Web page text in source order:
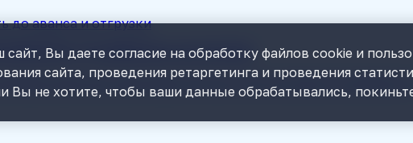
до аванса и отгрузки
карточки партнера. В 1С ее стоит встроить в
Вы даете согласие на обработку файлов cookie и
сайта, проведения ретаргетинга и проведения
Вы не хотите, чтобы ваши данные обрабатывались,